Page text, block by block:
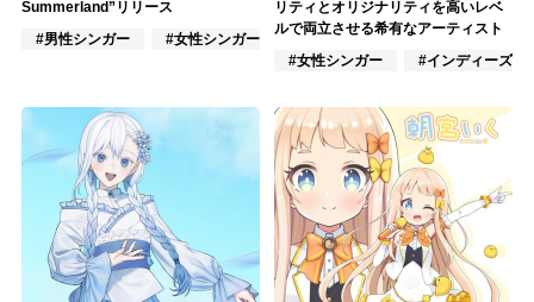
Summerland”リリース
#男性シンガー
#女性シンガー #インディーズ
リティとオリジナリティを高いレベ
ルで両立させる希有なアーティスト
#女性シンガー
#インディーズ